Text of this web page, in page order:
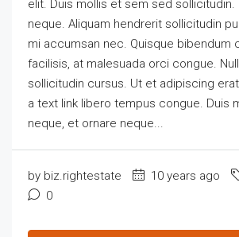
elit. Duis mollis et sem sed
neque. Aliquam hendrerit sollicitudin
mi accumsan nec. Quisque bibendum
facilisis, at malesuada orci congue.
sollicitudin cursus. Ut et adipiscing
a text link libero tempus congue. Duis
neque, et ornare neque...
by biz.rightestate 10 years ago
0